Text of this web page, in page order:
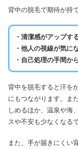
背中の脱毛で期待が持
・清潔感がアップす
・他人の視線が気に
・自己処理の手間か
背中を脱毛すると汗を
にもつながります。ま
しめるほか、温泉や海
スや不安も少なくなる
また、手が届きにくい